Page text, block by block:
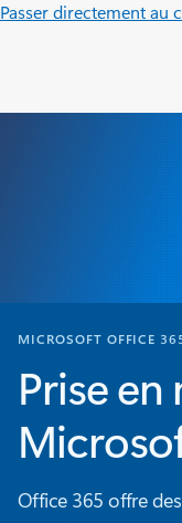
Passer directement au
MICROSOFT OFFICE
Prise en
Office 365 offre